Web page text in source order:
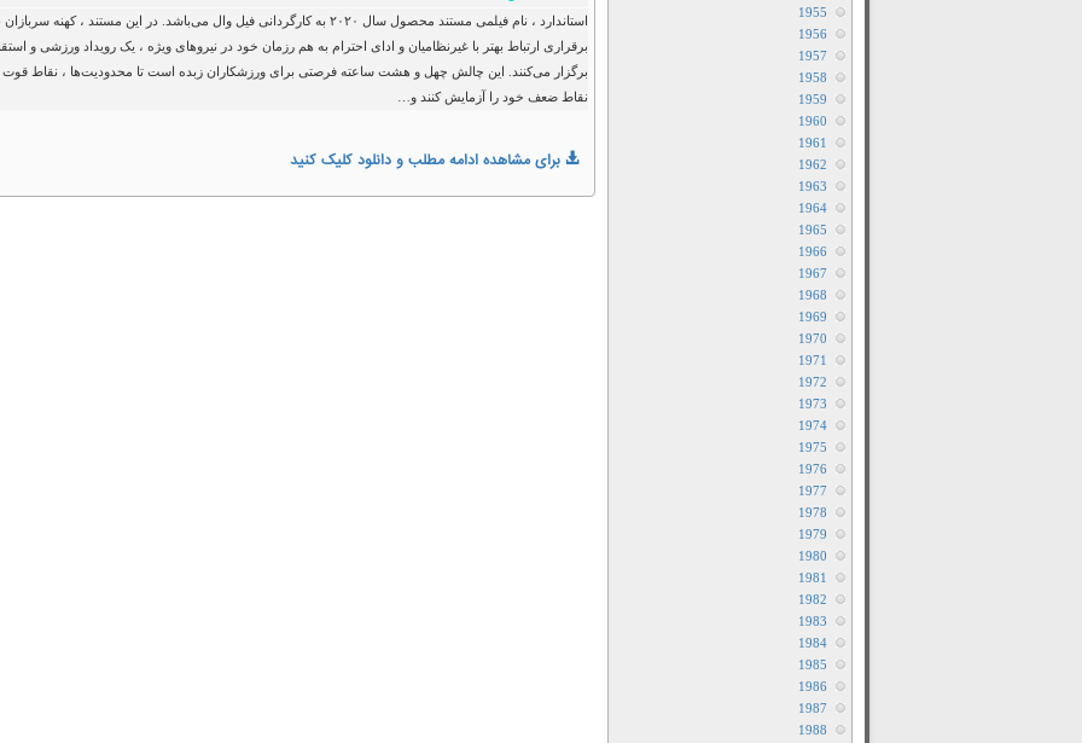
استاندارد ، نام فیلمی مستند محصول سال ۲۰۲۰ به کارگردانی فیل وال می‌باشد. در این مستند ، کهنه
برقراری ارتباط بهتر با غیرنظامیان و ادای احترام به هم رزمان خود در نیروهای ویژه ، یک رویداد ورزشی و
برگزار می‌کنند. این چالش چهل و هشت ساعته فرصتی برای ورزشکاران زبده است تا محدودیت‌ها ، نقاط قوت
نقاط ضعف خود را آزمایش کنند و…
برای مشاهده ادامه مطلب و دانلود کلیک کنید
1955
1956
1957
1958
1959
1960
1961
1962
1963
1964
1965
1966
1967
1968
1969
1970
1971
1972
1973
1974
1975
1976
1977
1978
1979
1980
1981
1982
1983
1984
1985
1986
1987
1988